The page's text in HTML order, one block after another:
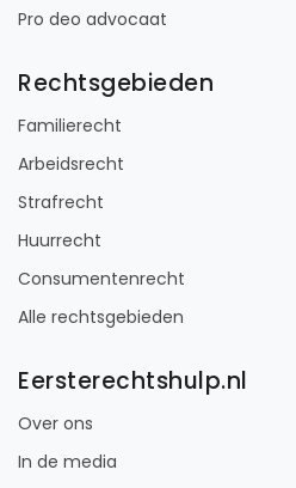
Pro deo advocaat
Rechtsgebieden
Familierecht
Arbeidsrecht
Strafrecht
Huurrecht
Consumentenrecht
Alle rechtsgebieden
Eersterechtshulp.nl
Over ons
In de media